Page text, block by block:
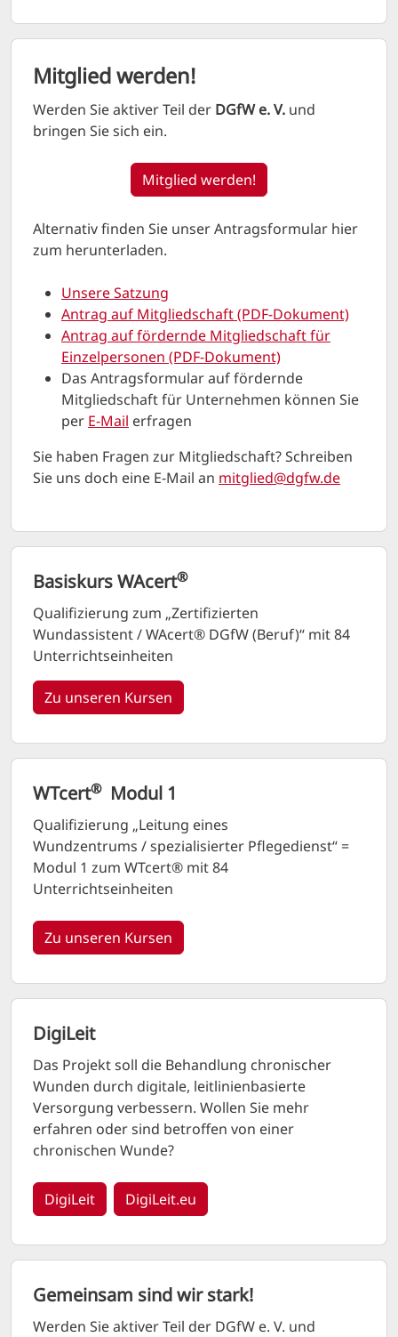
Mitglied werden!
Werden Sie aktiver Teil der DGfW e. V. und
bringen Sie sich ein.
Mitglied werden!
Alternativ finden Sie unser Antragsformular hier
zum herunterladen.
Unsere Satzung
Antrag auf Mitgliedschaft (PDF-Dokument)
Antrag auf fördernde Mitgliedschaft für
Einzelpersonen (PDF-Dokument)
Das Antragsformular auf fördernde
Mitgliedschaft für Unternehmen können Sie
per E-Mail erfragen
Sie haben Fragen zur Mitgliedschaft? Schreiben
Sie uns doch eine E-Mail an mitglied@dgfw.de
Basiskurs WAcert®
Qualifizierung zum „Zertifizierten
Wundassistent / WAcert® DGfW (Beruf)“ mit 84
Unterrichtseinheiten
Zu unseren Kursen
WTcert®Modul 1
Qualifizierung „Leitung eines
Wundzentrums / spezialisierter Pflegedienst“ =
Modul 1 zum WTcert® mit 84
Unterrichtseinheiten
Zu unseren Kursen
DigiLeit
Das Projekt soll die Behandlung chronischer
Wunden durch digitale, leitlinienbasierte
Versorgung verbessern. Wollen Sie mehr
erfahren oder sind betroffen von einer
chronischen Wunde?
DigiLeit DigiLeit.eu
Gemeinsam sind wir stark!
Werden Sie aktiver Teil der DGfW e. V. und